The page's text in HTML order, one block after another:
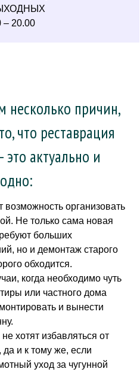
– 20.00
причин,
что реставрация
актуально и
организовать
Не только сама новая
больших
но и демонтаж старого
обходится.
когда необходимо чуть
или частного дома
и вынести
хотят избавляться от
и к тому же, если
уход за чугунной